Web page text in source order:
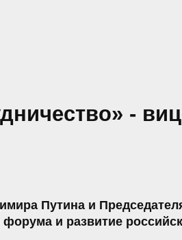
-
Путина и
и развитие